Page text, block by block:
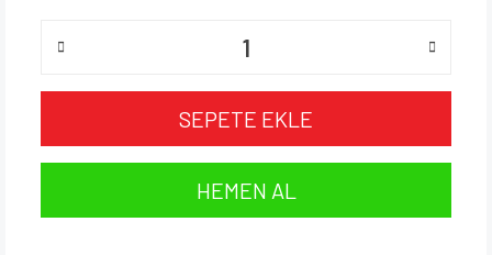
SEPETE EKLE
HEMEN AL